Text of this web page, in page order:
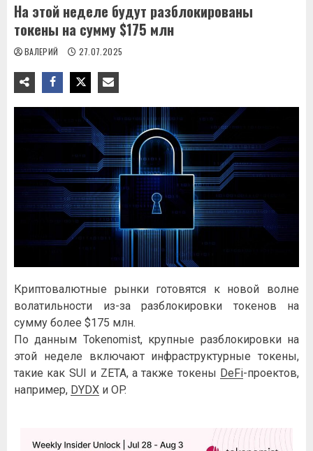
На этой неделе будут разблокированы
токены на сумму $175 млн
ВАЛЕРИЙ 27.07.2025
Криптовалютные рынки готовятся к новой волне
волатильности из-за разблокировки токенов на
сумму более $175 млн.
По данным Tokenomist, крупные разблокировки на
этой неделе включают инфраструктурные токены,
такие как SUI и ZETA, а также токены DeFi-проектов,
например, DYDX и OP.